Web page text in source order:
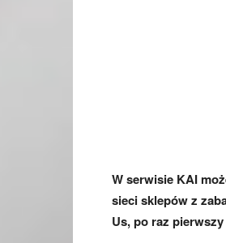
W serwisie KAI
sieci sklepów z
Us, po raz